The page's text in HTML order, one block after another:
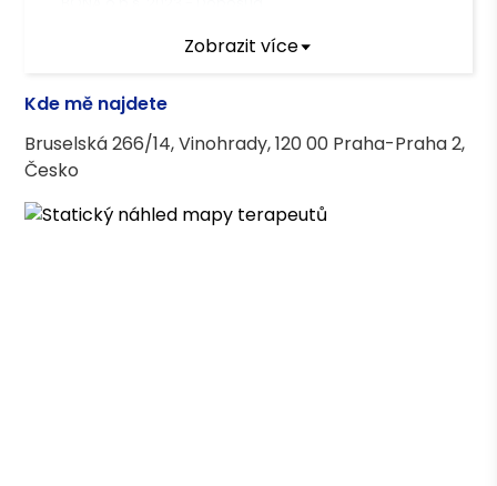
Psychoanalytický psychoterapeutický
výcvik ČSPAP
Terapeutické kurzy
Zobrazit více
Kde mě najdete
Bruselská 266/14, Vinohrady, 120 00 Praha-Praha 2,
Česko